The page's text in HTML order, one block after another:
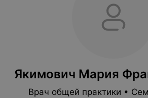
Якимович Мария
Врач общей практики •